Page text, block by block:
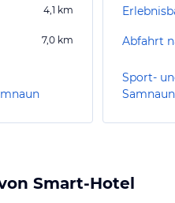
4,1 km
7,0 km Abfahrt
Sport-
Samnaun
Smart-Hotel